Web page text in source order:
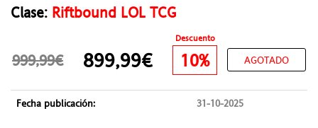
Clase: Riftbound LOL TCG
Descuento
999,99€ 899,99€ 10% AGOTADO
Fecha publicación: 31-10-2025